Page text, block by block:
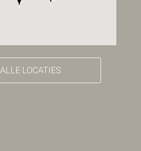
ALLE LOCATIES